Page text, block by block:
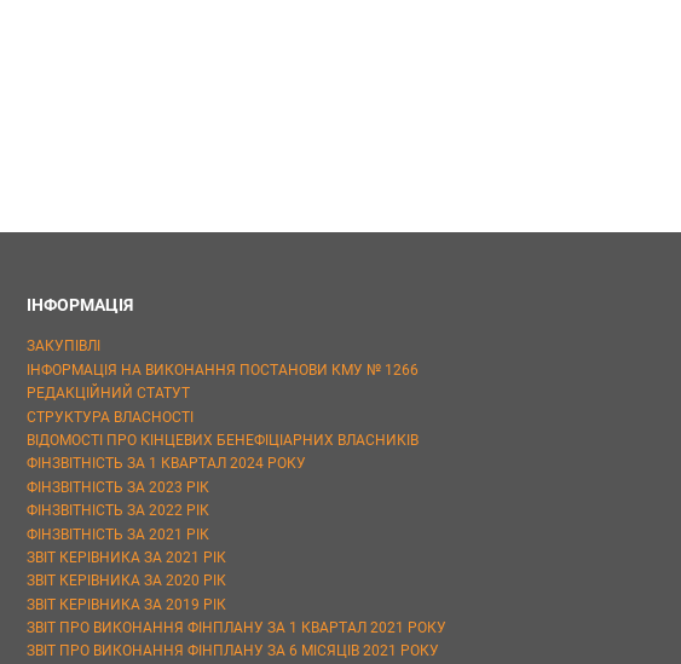
ІНФОРМАЦІЯ
ЗАКУПІВЛІ
ІНФОРМАЦІЯ НА ВИКОНАННЯ ПОСТАНОВИ КМУ № 1266
РЕДАКЦІЙНИЙ СТАТУТ
СТРУКТУРА ВЛАСНОСТІ
ВІДОМОСТІ ПРО КІНЦЕВИХ БЕНЕФІЦІАРНИХ ВЛАСНИКІВ
ФІНЗВІТНІСТЬ ЗА 1 КВАРТАЛ 2024 РОКУ
ФІНЗВІТНІСТЬ ЗА 2023 РІК
ФІНЗВІТНІСТЬ ЗА 2022 РІК
ФІНЗВІТНІСТЬ ЗА 2021 РІК
ЗВІТ КЕРІВНИКА ЗА 2021 РІК
ЗВІТ КЕРІВНИКА ЗА 2020 РІК
ЗВІТ КЕРІВНИКА ЗА 2019 РІК
ЗВІТ ПРО ВИКОНАННЯ ФІНПЛАНУ ЗА 1 КВАРТАЛ 2021 РОКУ
ЗВІТ ПРО ВИКОНАННЯ ФІНПЛАНУ ЗА 6 МІСЯЦІВ 2021 РОКУ